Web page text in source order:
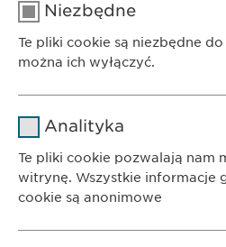
Telefon: +48 22 620 11 71
info@ewopharma.pl
Niezbędne
Te pliki cookie są niezbędne
można ich wyłączyć.
Czas
trwania
1 rok
Analityka
Te pliki cookie pozwalają nam
witrynę. Wszystkie informacje
cookie są anonimowe